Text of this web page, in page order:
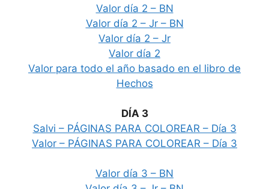
Valor día 2 – BN
Valor día 2 – Jr – BN
Valor día 2 – Jr
Valor día 2
Valor para todo el año basado en el libro de
Hechos
DÍA 3
Salvi – PÁGINAS PARA COLOREAR – Día 3
Valor – PÁGINAS PARA COLOREAR – Día 3
Valor día 3 – BN